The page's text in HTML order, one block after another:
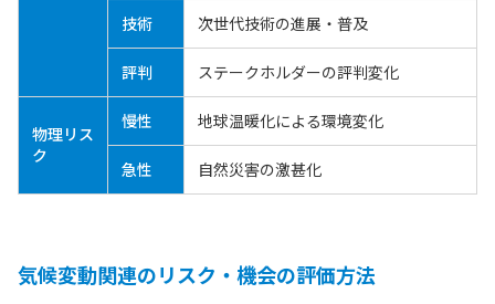
技術 次世代技術の進展・普及
評判 ステークホルダーの評判変化
物理リス
ク
慢性 地球温暖化による環境変化
急性 自然災害の激甚化
気候変動関連のリスク・機会の評価方法